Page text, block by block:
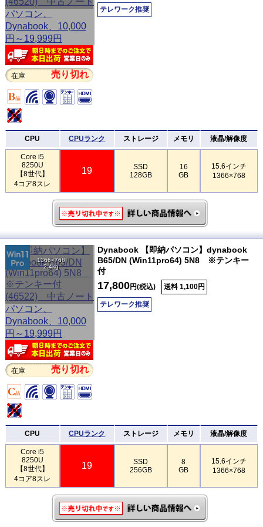
在庫 売り切れ
テレワーク推奨
CPU CPUランク ストレージ メモリ 液晶/解像度
Core i5
8250U
【8世代】
4コア8スレ
19
SSD
128GB
16
GB
15.6インチ
1366×768
1366×768
2.4kg
在庫 売り切れ
Dynabook 【即納パソコン】dynabook
B65/DN (Win11pro64) 5N8 ※テンキー
付
17,800円(税込) 送料 1,100円
テレワーク推奨
CPU CPUランク ストレージ メモリ 液晶/解像度
Core i5
8250U
【8世代】
4コア8スレ
19
SSD
256GB
8
GB
15.6インチ
1366×768